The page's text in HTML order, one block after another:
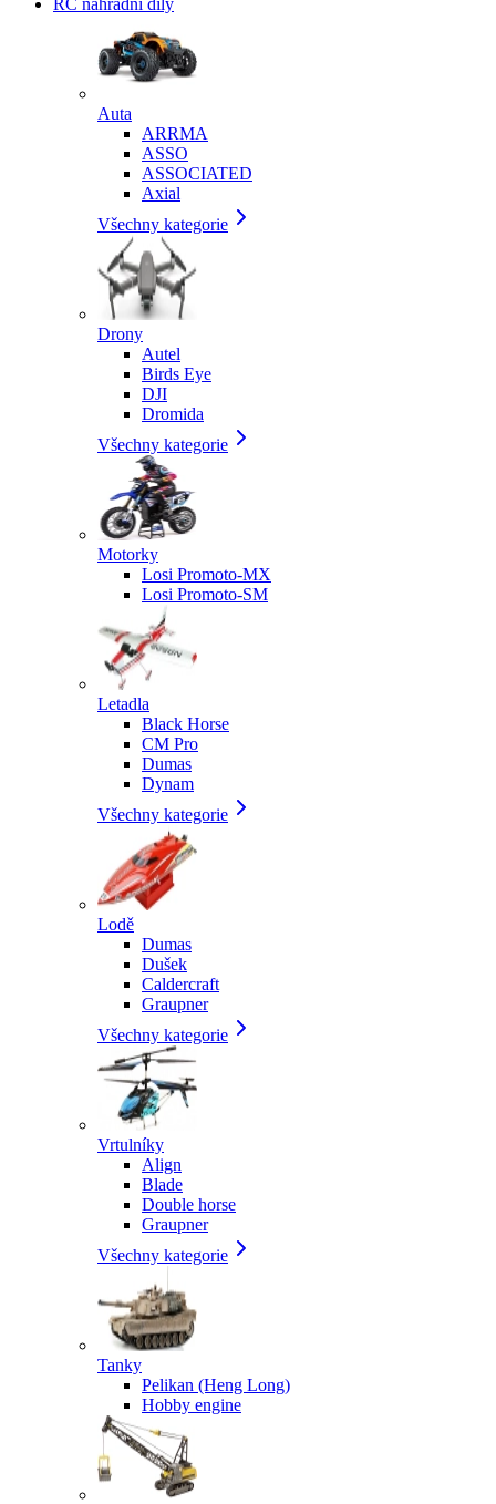
RC náhradní díly
Auta
ARRMA
ASSO
ASSOCIATED
Axial
Všechny kategorie
Drony
Autel
Birds Eye
DJI
Dromida
Všechny kategorie
Motorky
Losi Promoto-MX
Losi Promoto-SM
Letadla
Black Horse
CM Pro
Dumas
Dynam
Všechny kategorie
Lodě
Dumas
Dušek
Caldercraft
Graupner
Všechny kategorie
Vrtulníky
Align
Blade
Double horse
Graupner
Všechny kategorie
Tanky
Pelikan (Heng Long)
Hobby engine